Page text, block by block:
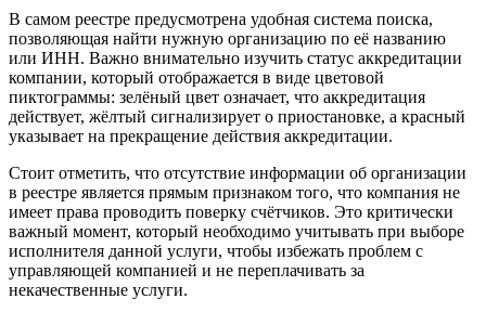
В самом реестре предусмотрена удобная система поиска,
позволяющая найти нужную организацию по её названию
или ИНН. Важно внимательно изучить статус аккредитации
компании, который отображается в виде цветовой
пиктограммы: зелёный цвет означает, что аккредитация
действует, жёлтый сигнализирует о приостановке, а красный
указывает на прекращение действия аккредитации.
Стоит отметить, что отсутствие информации об организации
в реестре является прямым признаком того, что компания не
имеет права проводить поверку счётчиков. Это критически
важный момент, который необходимо учитывать при выборе
исполнителя данной услуги, чтобы избежать проблем с
управляющей компанией и не переплачивать за
некачественные услуги.